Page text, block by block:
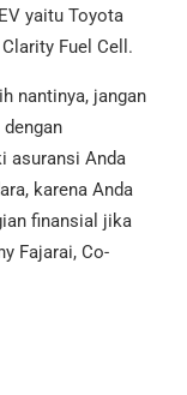
yaitu Toyota
Fuel Cell.
nantinya, jangan
asuransi Anda
karena Anda
finansial jika
Fajarai, Co-